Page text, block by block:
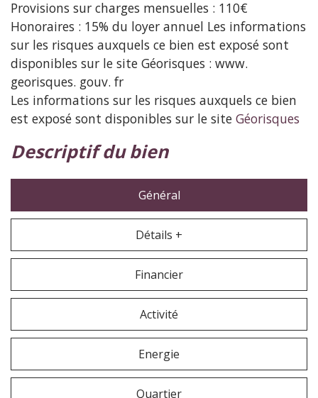
Provisions sur charges mensuelles : 110€
Honoraires : 15% du loyer annuel Les informations
sur les risques auxquels ce bien est exposé sont
disponibles sur le site Géorisques : www.
georisques. gouv. fr
Les informations sur les risques auxquels ce bien
est exposé sont disponibles sur le site Géorisques
descriptif du bien
Général
Détails +
Financier
Activité
Energie
Quartier